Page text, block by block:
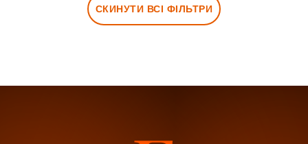
СКИНУТИ ВСІ ФІЛЬТРИ